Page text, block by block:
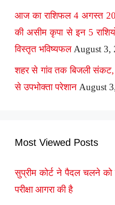
आज का राशिफल 4 अगस्त
की असीम कृपा से इन 5
विस्तृत भविष्यफल August 3,
शहर से गांव तक बिजली संकट,
से उपभोक्ता परेशान August
Most Viewed Posts
सुप्रीम कोर्ट ने पैदल चलने को
परीक्षा आगरा की है